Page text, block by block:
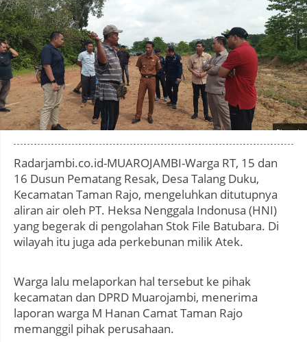
Photo by
Radarjambi.co.id-MUAROJAMBI-Warga RT, 15 dan
16 Dusun Pematang Resak, Desa Talang Duku,
Kecamatan Taman Rajo, mengeluhkan ditutupnya
aliran air oleh PT. Heksa Nenggala Indonusa (HNI)
yang begerak di pengolahan Stok File Batubara. Di
wilayah itu juga ada perkebunan milik Atek.
Warga lalu melaporkan hal tersebut ke pihak
kecamatan dan DPRD Muarojambi, menerima
laporan warga M Hanan Camat Taman Rajo
memanggil pihak perusahaan.